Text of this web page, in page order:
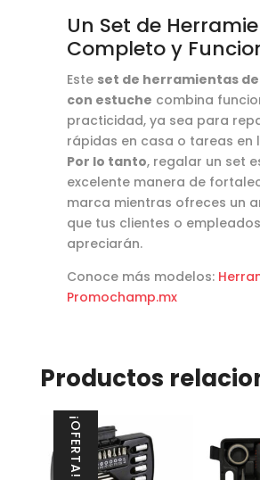
Un Set de
Completo y
Este set de herramientas de
con estuche combina
practicidad, ya sea para
rápidas en casa o tareas en
Por lo tanto, regalar un set
excelente manera de
marca mientras ofreces un
que tus clientes o empleados
apreciarán.
Conoce más modelos:
Promochamp.mx
Productos
¡OFERTA!